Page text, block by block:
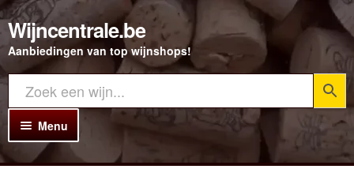
Ga
door
naar
navigatie
Ga
direct
naar
inhoud
Wijncentrale.be
Aanbiedingen van top wijnshops!
Menu
Home